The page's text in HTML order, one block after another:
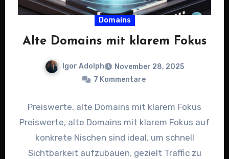
Domains
Alte Domains mit klarem Fokus
Igor Adolph
November 28, 2025
7 Kommentare
Preiswerte, alte Domains mit klarem Fokus
Preiswerte, alte Domains mit klarem Fokus auf
konkrete Nischen sind ideal, um schnell
Sichtbarkeit aufzubauen, gezielt Traffic zu